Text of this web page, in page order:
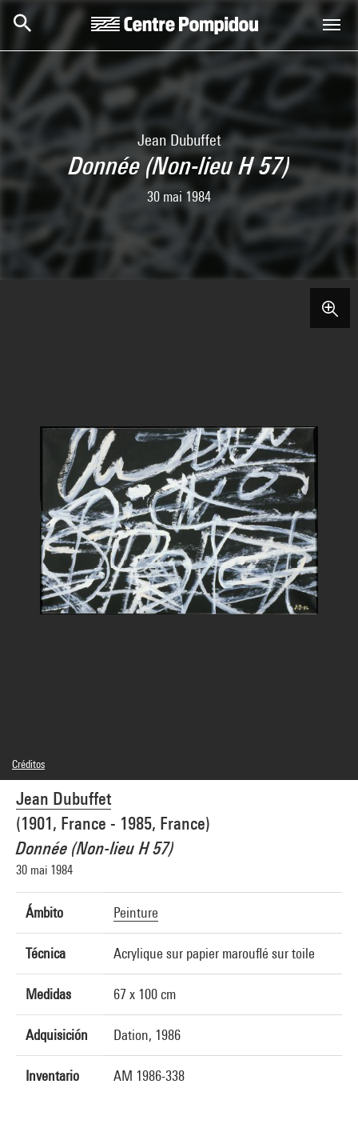
Skip to main content
Centre Pompidou
Jean Dubuffet
Donnée (Non-lieu H 57)
30 mai 1984
Jean Dubuffet
(1901, France - 1985, France)
Donnée (Non-lieu H 57)
30 mai 1984
Ámbito Peinture
Técnica Acrylique sur papier marouflé sur toile
Medidas 67 x 100 cm
Adquisición Dation, 1986
Inventario AM 1986-338
Créditos
© Adagp, Paris
Créditos fotográficos : Centre Pompidou, MNAM-CCI/Service de la documentation
photographique du MNAM/Dist. GrandPalaisRmn
Referencia de la imagen : 4R10341 [1986 CX 0161]
Difusión de la imagen : GrandPalaisRmnPhoto